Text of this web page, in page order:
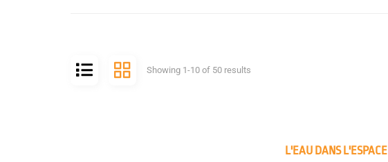
Showing 1-10 of 50 results
L'EAU DANS L'ESPACE